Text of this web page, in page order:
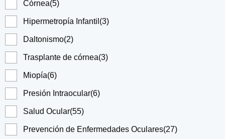
Córnea(5)
Hipermetropía Infantil (3)
Daltonismo(2)
Trasplante de córnea(3)
Miopía(6)
Presión Intraocular(6)
Salud Ocular(55)
Prevención de Enfermedades Oculares(27)